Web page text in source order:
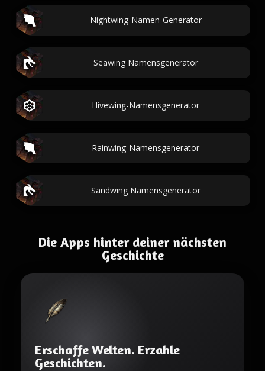
Nightwing-Namen-Generator
Seawing Namensgenerator
Hivewing-Namensgenerator
Rainwing-Namensgenerator
Sandwing Namensgenerator
Die Apps hinter deiner nächsten
Geschichte
Erschaffe Welten. Erzahle
Geschichten.